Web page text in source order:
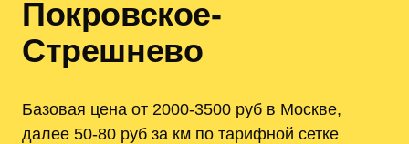
Покровское-
Стрешнево
Базовая цена от 2000‑3500 руб в Москве,
далее 50‑80 руб за км по тарифной сетке